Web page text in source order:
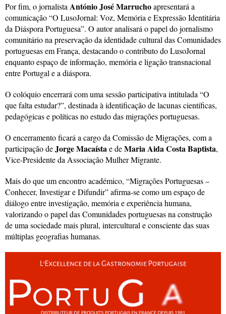
Por fim, o jornalista António José Marruchoapresentará a
comunicação “O LusoJornal: Voz, Memória e Expressão Identitária
da Diáspora Portuguesa”. O autor analisará o papel do jornalismo
comunitário na preservação da identidade cultural das Comunidades
portuguesas em França, destacando o contributo do LusoJornal
enquanto espaço de informação, memória e ligação transnacional
entre Portugal e a diáspora.
O colóquio encerrará com uma sessão participativa intitulada “O
que falta estudar?”, destinada à identificação de lacunas científicas,
pedagógicas e políticas no estudo das migrações portuguesas.
O encerramento ficará a cargo da Comissão de Migrações, com a
participação deJorge Macaístae deMaria Aida Costa Baptista,
Vice-Presidente da Associação Mulher Migrante.
Mais do que um encontro académico, “Migrações Portuguesas –
Conhecer, Investigar e Difundir” afirma-se como um espaço de
diálogo entre investigação, memória e experiência humana,
valorizando o papel das Comunidades portuguesas na construção
de uma sociedade mais plural, intercultural e consciente das suas
múltiplas geografias humanas.